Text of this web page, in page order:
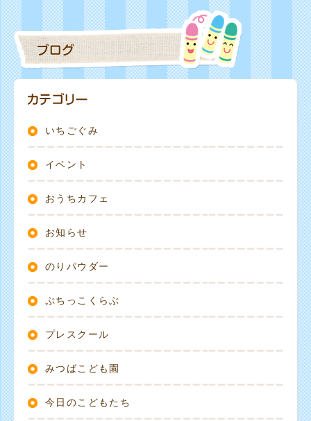
いちごぐみ
イベント
おうちカフェ
お知らせ
のりパウダー
ぷちっこくらぶ
プレスクール
みつばこども園
今日のこどもたち